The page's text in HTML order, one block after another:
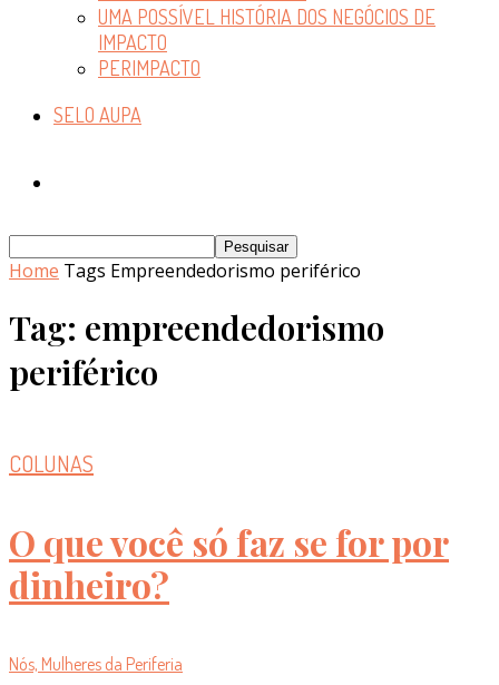
UMA POSSÍVEL HISTÓRIA DOS NEGÓCIOS DE
IMPACTO
PERIMPACTO
SELO AUPA
Home Tags Empreendedorismo periférico
Tag: empreendedorismo
periférico
COLUNAS
O que você só faz se for por
dinheiro?
Nós, Mulheres da Periferia